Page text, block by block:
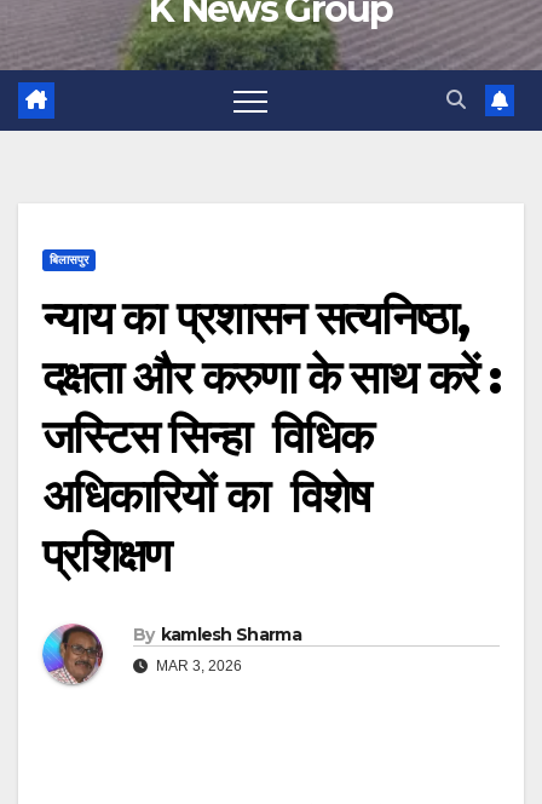
बिलासपुर
न्याय का प्रशासन सत्यनिष्ठा,
दक्षता और करुणा के साथ करें :
जस्टिस सिन्हा विधिक
अधिकारियों का विशेष
प्रशिक्षण
By kamlesh Sharma
MAR 3, 2026